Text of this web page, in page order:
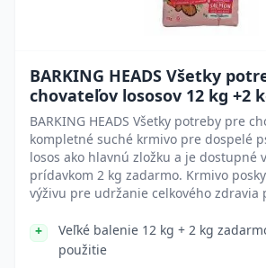
BARKING HEADS Všetky
chovateľov lososov 12 kg +2
BARKING HEADS Všetky potreby pre
kompletné suché krmivo pre dospelé
losos ako hlavnú zložku a je dostupné
prídavkom 2 kg zadarmo. Krmivo
výživu pre udržanie celkového zdravia
Veľké balenie 12 kg + 2 kg
použitie